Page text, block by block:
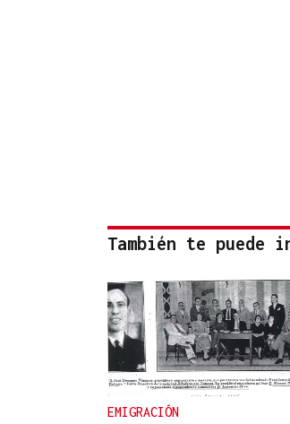
También te puede
EMIGRACIÓN